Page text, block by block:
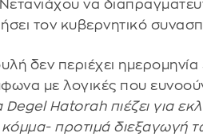
να
τον κυβερνητικό
δεν περιέχει
με λογικές που
Hatorah πιέζει για
προτιμά διεξαγωγή